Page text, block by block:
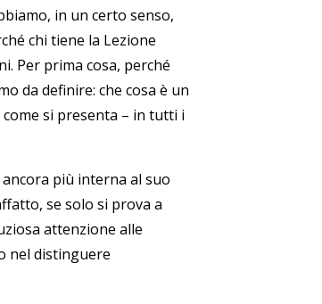
in un certo senso,
chi tiene la Lezione
Per prima cosa, perché
da definire: che cosa è un
si presenta – in tutti i
più interna al suo
se solo si prova a
attenzione alle
nel distinguere